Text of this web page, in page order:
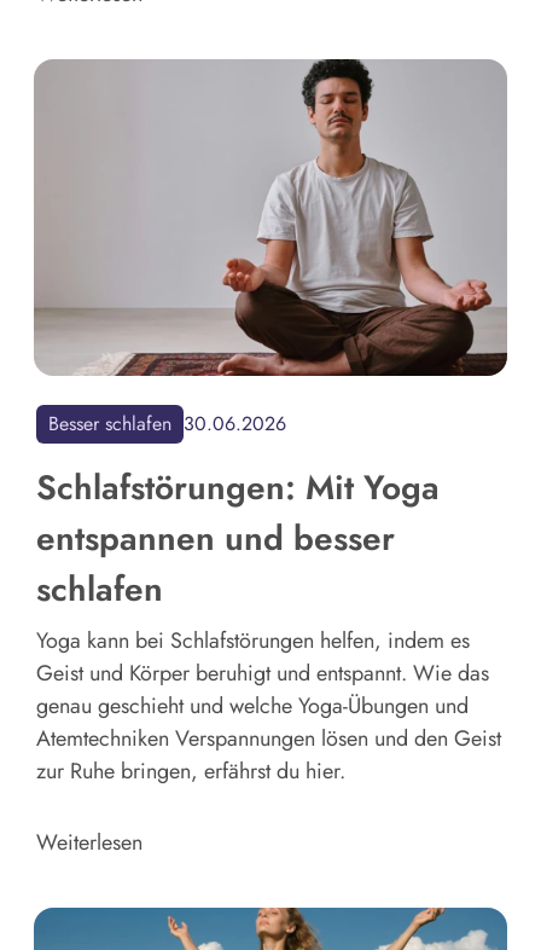
Besser schlafen 30.06.2026
Schlafstörungen: Mit Yoga
entspannen und besser
schlafen
Yoga kann bei Schlafstörungen helfen, indem es
Geist und Körper beruhigt und entspannt. Wie das
genau geschieht und welche Yoga-Übungen und
Atemtechniken Verspannungen lösen und den Geist
zur Ruhe bringen, erfährst du hier.
Weiterlesen